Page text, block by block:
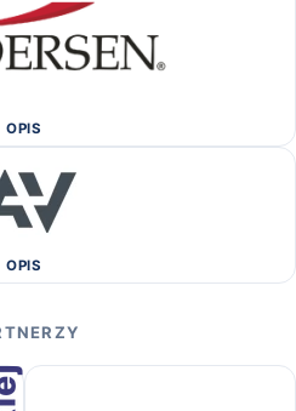
OPIS
OPIS